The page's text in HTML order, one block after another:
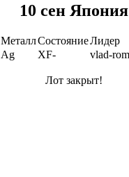
10 сен Япония
МеталлСостояниеЛидер
Ag XF- vlad-rom
Лот закрыт!